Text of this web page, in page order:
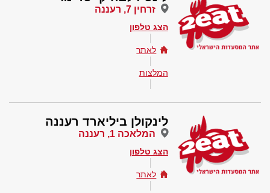
זרחין 7, רעננה
הצג טלפון
לאתר
המלצות
לינקולן ביליארד רעננה
המלאכה 1, רעננה
הצג טלפון
לאתר